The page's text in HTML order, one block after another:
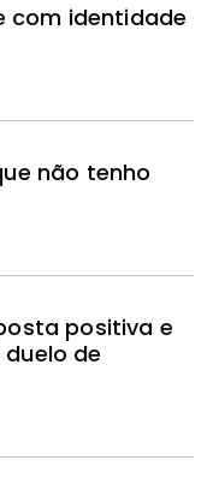
com identidade
não tenho
positiva e
de